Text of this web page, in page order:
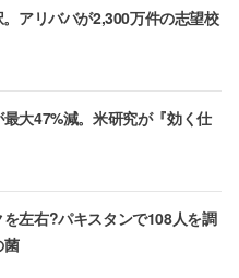
アリババが2,300万件の志望校
大47%減。米研究が『効く仕
左右?パキスタンで108人を調
菌